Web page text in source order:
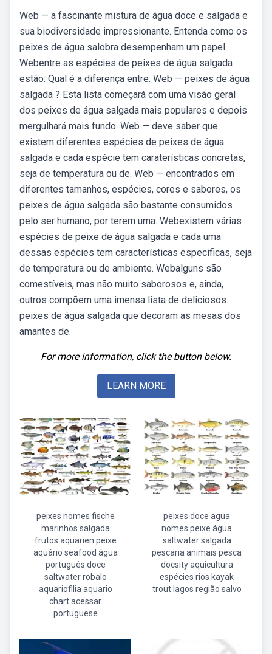
Web — a fascinante mistura de água doce e salgada e
sua biodiversidade impressionante. Entenda como os
peixes de água salobra desempenham um papel.
Webentre as espécies de peixes de água salgada
estão: Qual é a diferença entre. Web — peixes de água
salgada ? Esta lista começará com uma visão geral
dos peixes de água salgada mais populares e depois
mergulhará mais fundo. Web — deve saber que
existem diferentes espécies de peixes de água
salgada e cada espécie tem caraterísticas concretas,
seja de temperatura ou de. Web — encontrados em
diferentes tamanhos, espécies, cores e sabores, os
peixes de água salgada são bastante consumidos
pelo ser humano, por terem uma. Webexistem várias
espécies de peixe de água salgada e cada uma
dessas espécies tem características especificas, seja
de temperatura ou de ambiente. Webalguns são
comestíveis, mas não muito saborosos e, ainda,
outros compõem uma imensa lista de deliciosos
peixes de água salgada que decoram as mesas dos
amantes de.
For more information, click the button below.
LEARN MORE
peixes nomes fische
marinhos salgada
frutos aquarien peixe
aquário seafood água
português doce
saltwater robalo
aquariofilia aquario
chart acessar
portuguese
peixes doce agua
nomes peixe água
saltwater salgada
pescaria animais pesca
docsity aquicultura
espécies rios kayak
trout lagos região salvo